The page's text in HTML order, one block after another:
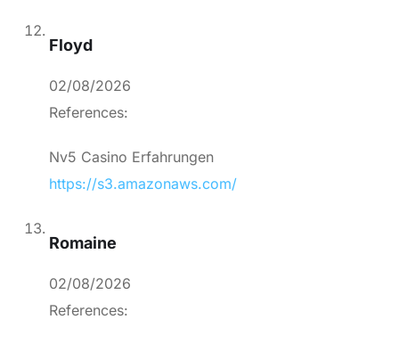
Floyd
02/08/2026
References:
Nv5 Casino Erfahrungen
https://s3.amazonaws.com/
Romaine
02/08/2026
References: